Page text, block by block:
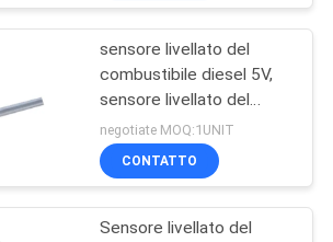
della
di
del
sensore livellato del
combustibile diesel 5V,
sensore livellato del
carro armato diesel
20mA
negotiate MOQ:1UNIT
CONTATTO
Sensore livellato del